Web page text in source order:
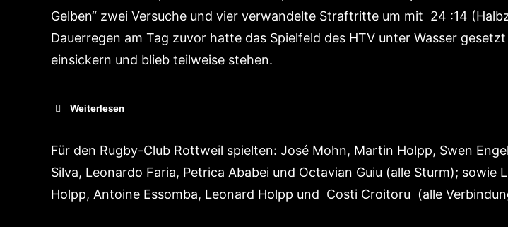
Gelben“ zwei Versuche und vier verwandelte Straftritte um mit 24 :14
Dauerregen am Tag zuvor hatte das Spielfeld des HTV unter Wasser
einsickern und blieb teilweise stehen.
Weiterlesen
Für den Rugby-Club Rottweil spielten: José Mohn, Martin Holpp, Swen
Silva, Leonardo Faria, Petrica Ababei und Octavian Guiu (alle Sturm);
Holpp, Antoine Essomba, Leonard Holpp und Costi Croitoru (alle